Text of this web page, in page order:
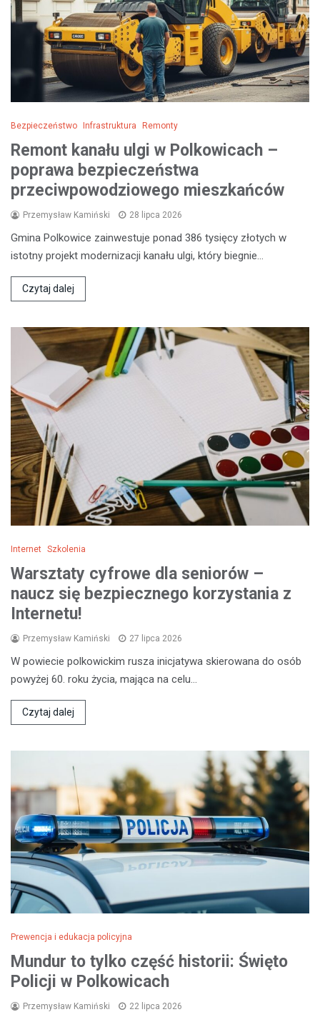
Bezpieczeństwo Infrastruktura Remonty
Remont kanału ulgi w Polkowicach –
poprawa bezpieczeństwa
przeciwpowodziowego mieszkańców
Przemysław Kamiński 28 lipca 2026
Gmina Polkowice zainwestuje ponad 386 tysięcy złotych w
istotny projekt modernizacji kanału ulgi, który biegnie…
Czytaj dalej
Internet Szkolenia
Warsztaty cyfrowe dla seniorów –
naucz się bezpiecznego korzystania z
Internetu!
Przemysław Kamiński 27 lipca 2026
W powiecie polkowickim rusza inicjatywa skierowana do osób
powyżej 60. roku życia, mająca na celu…
Czytaj dalej
Prewencja i edukacja policyjna
Mundur to tylko część historii: Święto
Policji w Polkowicach
Przemysław Kamiński 22 lipca 2026